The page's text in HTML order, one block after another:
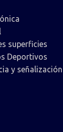
superficies
Deportivos
y señalización